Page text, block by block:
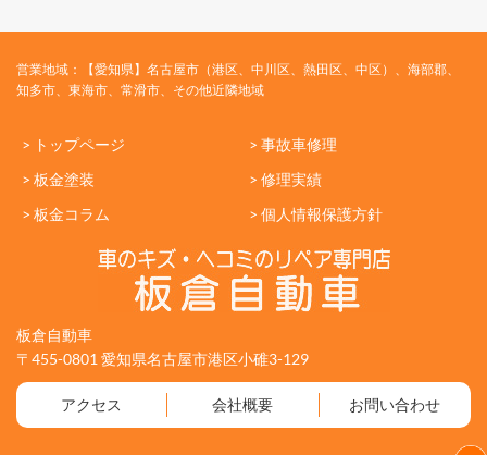
営業地域：【愛知県】名古屋市（港区、中川区、熱田区、中区）、海部郡、
知多市、東海市、常滑市、その他近隣地域
> トップページ
> 事故車修理
> 板金塗装
> 修理実績
> 板金コラム
> 個人情報保護方針
板倉自動車
〒455-0801 愛知県名古屋市港区小碓3-129
アクセス 会社概要 お問い合わせ